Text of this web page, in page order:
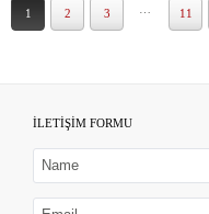
1 2 3 11
İLETİŞİM FORMU